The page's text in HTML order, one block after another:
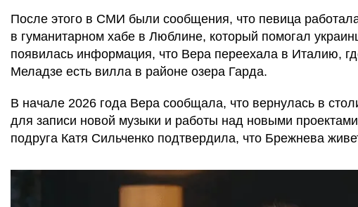
После этого в СМИ были сообщения, что певица
в гуманитарном хабе в Люблине, который помогал
появилась информация, что Вера переехала в Италию,
Меладзе есть вилла в районе озера Гарда.
В начале 2026 года Вера сообщала, что вернулась в
для записи новой музыки и работы над новыми
подруга Катя Сильченко подтвердила, что Брежнева